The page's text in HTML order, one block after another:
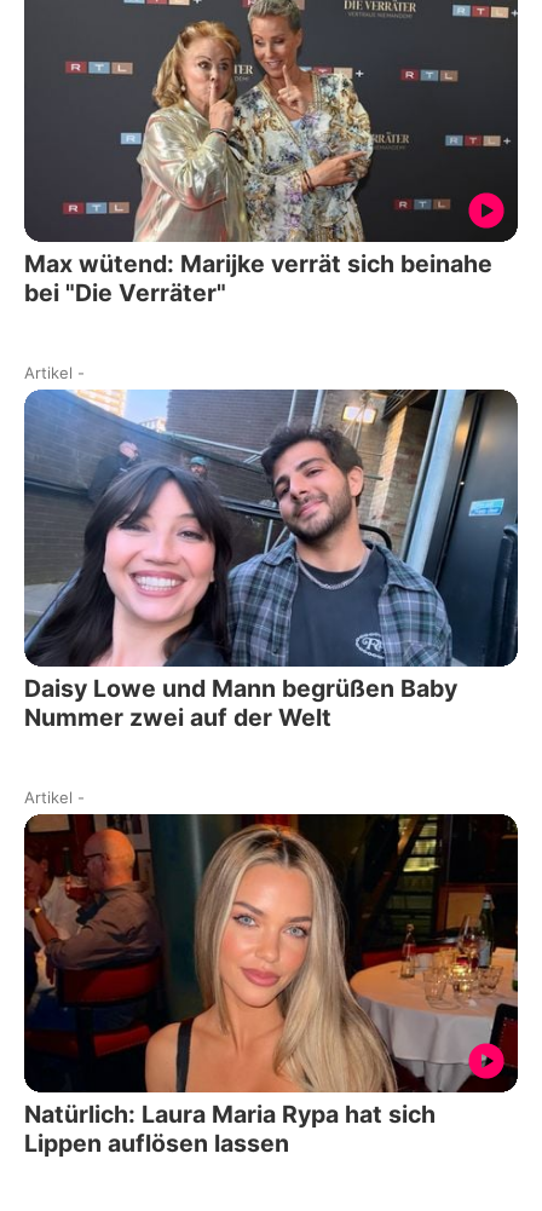
Max wütend: Marijke verrät sich beinahe
bei "Die Verräter"
Artikel -
Daisy Lowe und Mann begrüßen Baby
Nummer zwei auf der Welt
Artikel -
Natürlich: Laura Maria Rypa hat sich
Lippen auflösen lassen